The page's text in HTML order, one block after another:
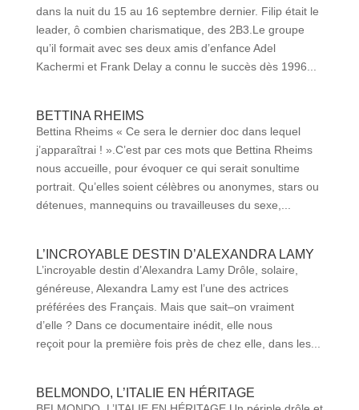
dans la nuit du 15 au 16 septembre dernier. Filip était le
leader, ô combien charismatique, des 2B3.Le groupe
qu’il formait avec ses deux amis d’enfance Adel
Kachermi et Frank Delay a connu le succès dès 1996...
BETTINA RHEIMS
Bettina Rheims « Ce sera le dernier doc dans lequel
j’apparaîtrai ! ».C’est par ces mots que Bettina Rheims
nous accueille, pour évoquer ce qui serait sonultime
portrait. Qu’elles soient célèbres ou anonymes, stars ou
détenues, mannequins ou travailleuses du sexe,...
L’INCROYABLE DESTIN D’ALEXANDRA LAMY
L’incroyable destin d’Alexandra Lamy Drôle, solaire,
généreuse, Alexandra Lamy est l’une des actrices
préférées des Français. Mais que sait–on vraiment
d’elle ? Dans ce documentaire inédit, elle nous
reçoit pour la première fois près de chez elle, dans les...
BELMONDO, L’ITALIE EN HÉRITAGE